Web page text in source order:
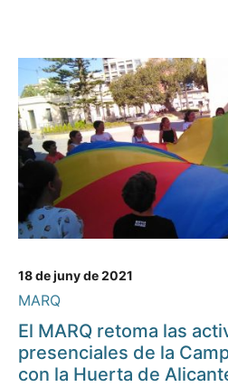
18 de juny de 2021
MARQ
El MARQ retoma las
presenciales de la
con la Huerta de